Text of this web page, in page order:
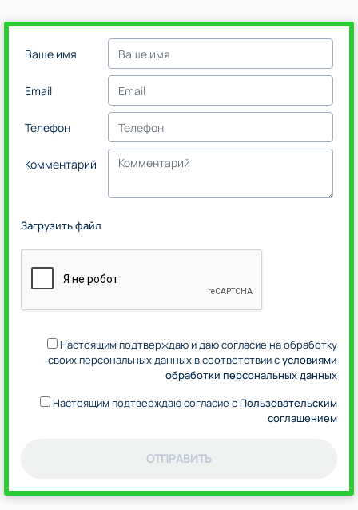
Ваше имя
Email
Телефон
Комментарий
Загрузить файл
Настоящим подтверждаю и даю согласие на обработку
своих персональных данных в соответствии сусловиями
обработки персональных данных
Настоящим подтверждаю согласие сПользовательским
соглашением
ОТПРАВИТЬ